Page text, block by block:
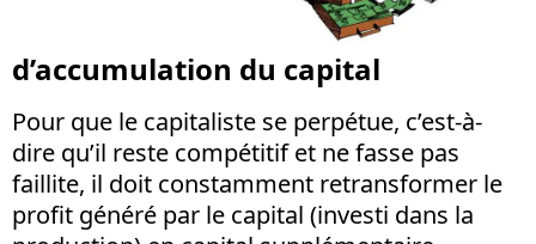
d’accumulation du capital
Pour que le capitaliste se perpétue, c’est-à-
dire qu’il reste compétitif et ne fasse pas
faillite, il doit constamment retransformer le
profit généré par le capital (investi dans la